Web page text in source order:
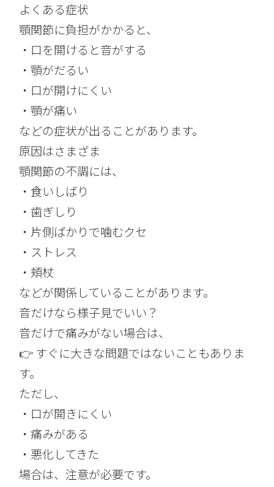
よくある症状
顎関節に負担がかかると、
・口を開けると音がする
・顎がだるい
・口が開けにくい
・顎が痛い
などの症状が出ることがあります。
原因はさまざま
顎関節の不調には、
・食いしばり
・歯ぎしり
・片側ばかりで噛むクセ
・ストレス
・頬杖
などが関係していることがあります。
音だけなら様子見でいい？
音だけで痛みがない場合は、
👉 すぐに大きな問題ではないこともありま
す。
ただし、
・口が開きにくい
・痛みがある
・悪化してきた
場合は、注意が必要です。